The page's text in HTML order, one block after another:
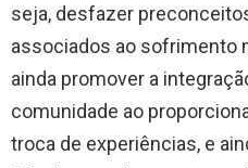
seja, desfazer
associados ao sofrimento
ainda promover a
comunidade ao
troca de experiências, e